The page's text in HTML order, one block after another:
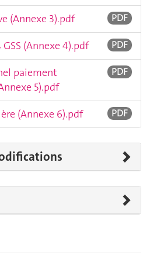
PDF
(Annexe 3).pdf
PDF
(Annexe 4).pdf
PDF
paiement
5).pdf
PDF
(Annexe 6).pdf